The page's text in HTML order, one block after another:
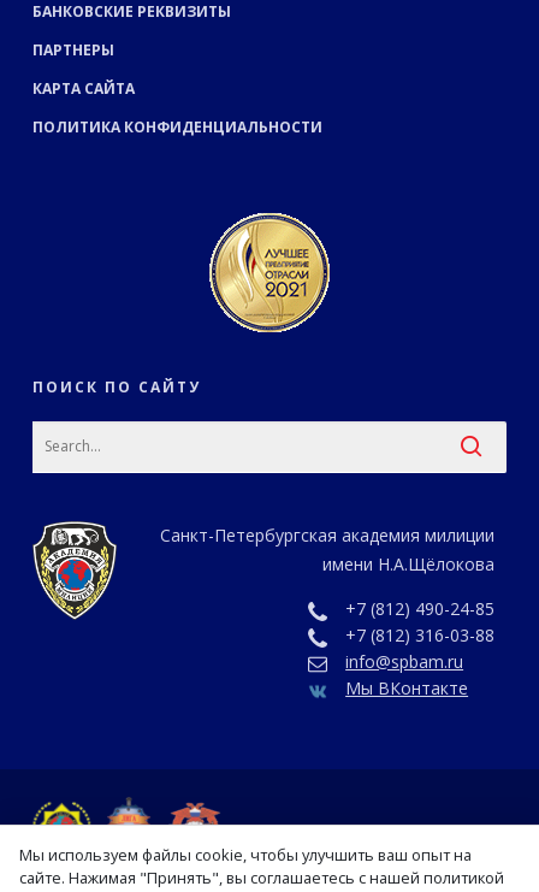
БАНКОВСКИЕ РЕКВИЗИТЫ
ПАРТНЕРЫ
КАРТА САЙТА
ПОЛИТИКА КОНФИДЕНЦИАЛЬНОСТИ
ПОИСК ПО САЙТУ
Санкт-Петербургская академия милиции
имени Н.А.Щёлокова
+7 (812) 490-24-85
+7 (812) 316-03-88
info@spbam.ru
Мы ВКонтакте
Мы используем файлы cookie, чтобы улучшить ваш опыт на
сайте. Нажимая "Принять", вы соглашаетесь с нашей политикой